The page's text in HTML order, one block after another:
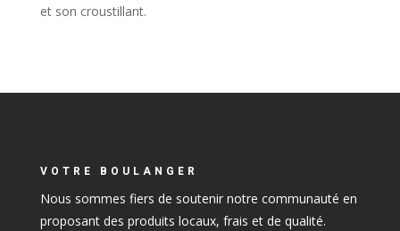
et son croustillant.
VOTRE BOULANGER
Nous sommes fiers de soutenir notre communauté en
proposant des produits locaux, frais et de qualité.